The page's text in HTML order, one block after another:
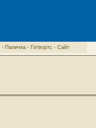
· Паличка· Гоґвортс · Сайт